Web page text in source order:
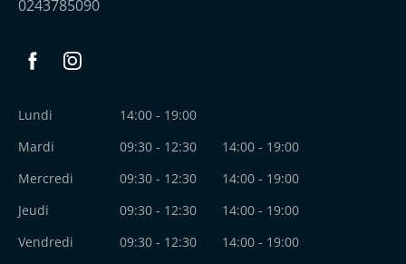
0243785090
Lundi
14:00 - 19:00
Mardi
09:30 - 12:30
14:00 - 19:00
Mercredi
09:30 - 12:30
14:00 - 19:00
Jeudi
09:30 - 12:30
14:00 - 19:00
Vendredi
09:30 - 12:30
14:00 - 19:00